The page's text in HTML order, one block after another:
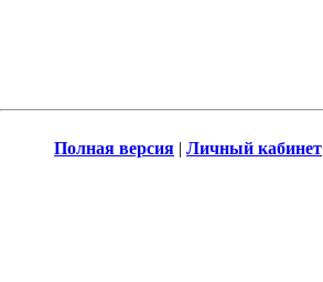
Полная версия | Личный кабинет